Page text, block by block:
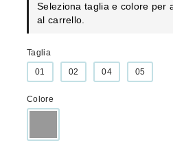
Seleziona taglia e colore per
al carrello.
Taglia
01
02 04 05
Colore